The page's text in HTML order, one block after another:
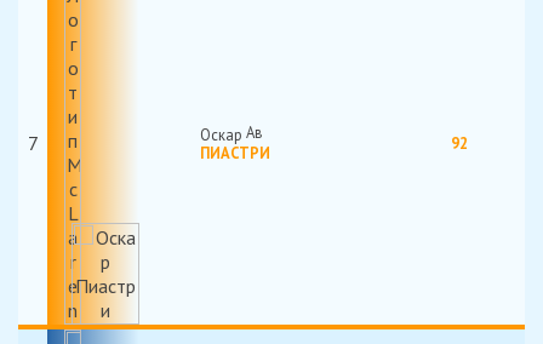
7
Оскар
ПИАСТРИ
92